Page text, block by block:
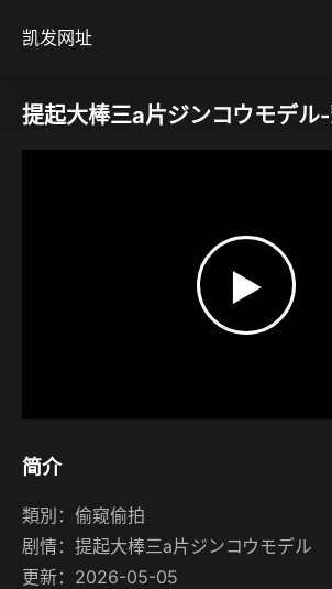
凯发网址
提起大棒三a片ジンコウモデル
▶
简介
類別： 偷窥偷拍
剧情： 提起大棒三a片ジンコウモデル
更新：2026-05-05